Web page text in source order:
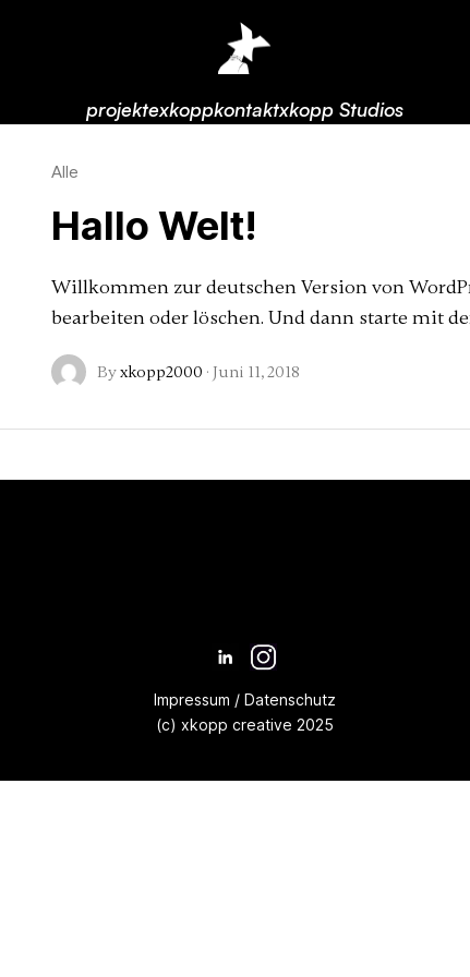
projektexkoppkontaktxkopp Studios
Alle
Hallo Welt!
Willkommen zur deutschen Version von
bearbeiten oder löschen. Und dann starte mit
Byxkopp2000 · Juni 11, 2018
Impressum /Datenschutz
(c) xkopp creative 2025